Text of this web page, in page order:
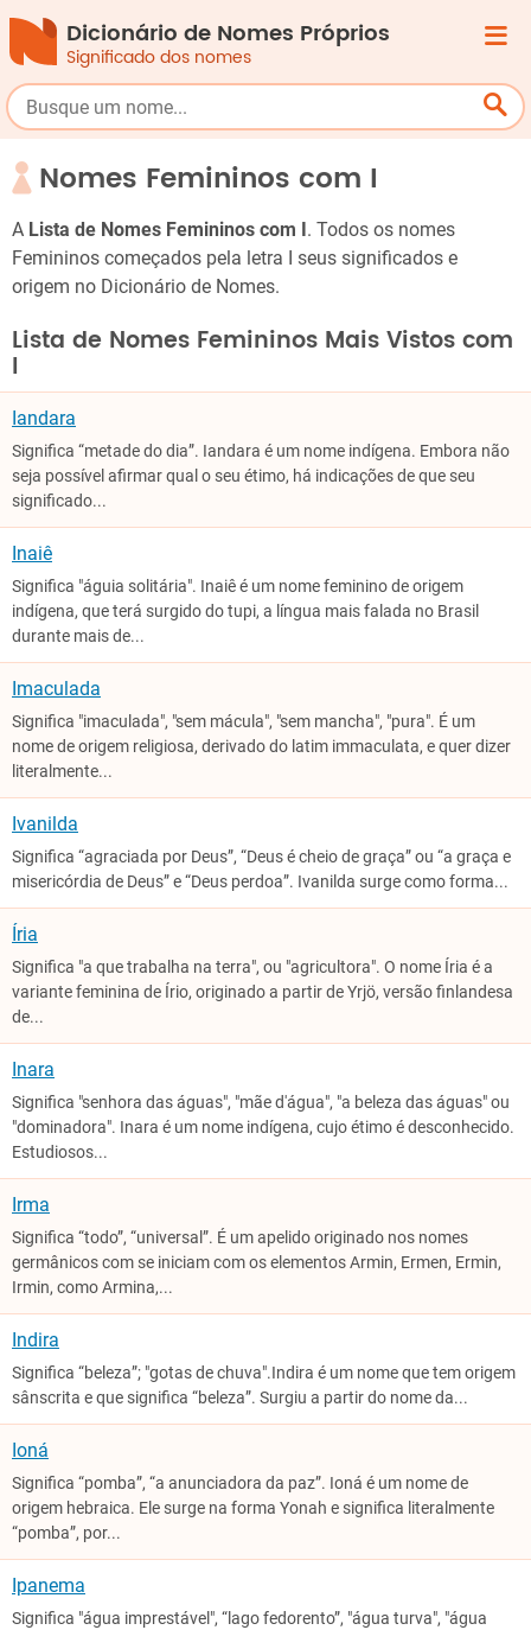
Dicionário de Nomes Próprios
Significado dos nomes
Nomes Femininos com I
A Lista de Nomes Femininos com I. Todos os nomes
Femininos começados pela letra I seus significados e
origem no Dicionário de Nomes.
Lista de Nomes Femininos Mais Vistos com
I
Iandara
Significa “metade do dia”. Iandara é um nome indígena. Embora não
seja possível afirmar qual o seu étimo, há indicações de que seu
significado...
Inaiê
Significa "águia solitária". Inaiê é um nome feminino de origem
indígena, que terá surgido do tupi, a língua mais falada no Brasil
durante mais de...
Imaculada
Significa "imaculada", "sem mácula", "sem mancha", "pura". É um
nome de origem religiosa, derivado do latim immaculata, e quer dizer
literalmente...
Ivanilda
Significa “agraciada por Deus”, “Deus é cheio de graça” ou “a graça e
misericórdia de Deus” e “Deus perdoa”. Ivanilda surge como forma...
Íria
Significa "a que trabalha na terra", ou "agricultora". O nome Íria é a
variante feminina de Írio, originado a partir de Yrjö, versão finlandesa
de...
Inara
Significa "senhora das águas", "mãe d'água", "a beleza das águas" ou
"dominadora". Inara é um nome indígena, cujo étimo é desconhecido.
Estudiosos...
Irma
Significa “todo”, “universal”. É um apelido originado nos nomes
germânicos com se iniciam com os elementos Armin, Ermen, Ermin,
Irmin, como Armina,...
Indira
Significa “beleza”; "gotas de chuva".​ Indira é um nome que tem origem
sânscrita e que significa “beleza”. Surgiu a partir do nome da...
Ioná
Significa “pomba”, “a anunciadora da paz”. Ioná é um nome de
origem hebraica. Ele surge na forma Yonah e significa literalmente
“pomba”, por...
Ipanema
Significa "água imprestável", “lago fedorento”, "água turva", "água